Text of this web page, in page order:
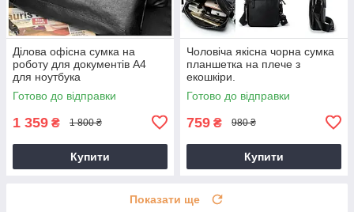
Ділова офісна сумка на
роботу для документів А4
для ноутбука
Готово до відправки
1 359 ₴ 1 800 ₴
Купити
Чоловіча якісна чорна сумка
планшетка на плече з
екошкіри.
Готово до відправки
759 ₴ 980 ₴
Купити
Показати ще